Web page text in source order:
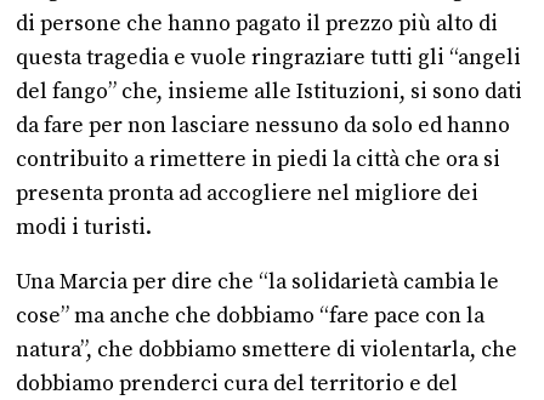
di persone che hanno pagato il prezzo più alto di
questa tragedia e vuole ringraziare tutti gli “angeli
del fango” che, insieme alle Istituzioni, si sono dati
da fare per non lasciare nessuno da solo ed hanno
contribuito a rimettere in piedi la città che ora si
presenta pronta ad accogliere nel migliore dei
modi i turisti.
Una Marcia per dire che “la solidarietà cambia le
cose” ma anche che dobbiamo “fare pace con la
natura”, che dobbiamo smettere di violentarla, che
dobbiamo prenderci cura del territorio e del